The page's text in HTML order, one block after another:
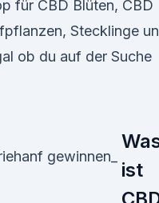
für CBD Blüten, CBD
Stecklinge
ob du auf der Suche
ist